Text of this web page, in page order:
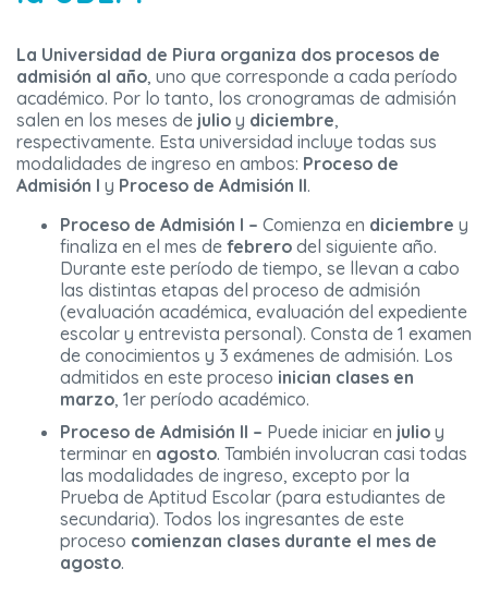
La Universidad de Piura organiza dos procesos de
admisión al año, uno que corresponde a cada período
académico. Por lo tanto, los cronogramas de admisión
salen en los meses de julio y diciembre,
respectivamente. Esta universidad incluye todas sus
modalidades de ingreso en ambos: Proceso de
Admisión I y Proceso de Admisión II.
Proceso de Admisión I – Comienza en diciembre y
finaliza en el mes de febrero del siguiente año.
Durante este período de tiempo, se llevan a cabo
las distintas etapas del proceso de admisión
(evaluación académica, evaluación del expediente
escolar y entrevista personal). Consta de 1 examen
de conocimientos y 3 exámenes de admisión. Los
admitidos en este proceso inician clases en
marzo, 1er período académico.
Proceso de Admisión II – Puede iniciar en julio y
terminar en agosto. También involucran casi todas
las modalidades de ingreso, excepto por la
Prueba de Aptitud Escolar (para estudiantes de
secundaria). Todos los ingresantes de este
proceso comienzan clases durante el mes de
agosto.